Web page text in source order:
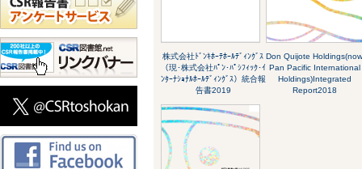
株式会社ﾄﾞﾝｷﾎｰﾃﾎｰﾙﾃﾞｨﾝｸﾞｽ
（現･株式会社ﾊﾟﾝ･ﾊﾟｼﾌｨｯｸ･ｲ
ﾝﾀｰﾅｼｮﾅﾙﾎｰﾙﾃﾞｨﾝｸﾞｽ）統合報
告書2019
Don Quijote
Pan Pacific International
Holdings)Integrated
Report2018